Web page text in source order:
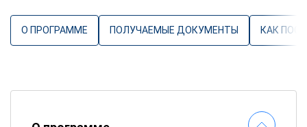
О ПРОГРАММЕ ПОЛУЧАЕМЫЕ ДОКУМЕНТЫ КАК